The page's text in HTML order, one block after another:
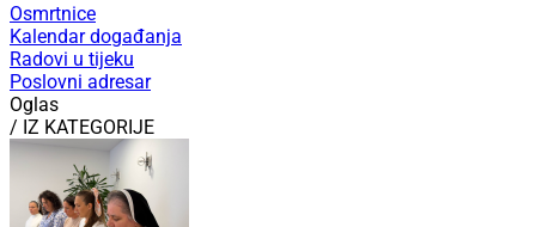
Osmrtnice
Kalendar događanja
Radovi u tijeku
Poslovni adresar
Oglas
/ IZ KATEGORIJE